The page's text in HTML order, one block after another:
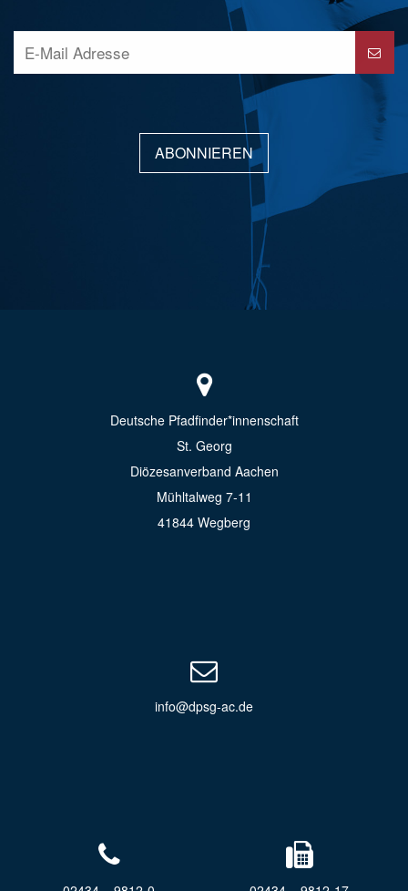
ABONNIEREN
Deutsche Pfadfinder*innenschaft
St. Georg
Diözesanverband Aachen
Mühltalweg 7-11
41844 Wegberg
info@dpsg-ac.de